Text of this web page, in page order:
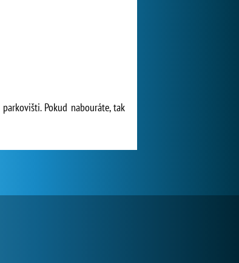
Pokud nabouráte, tak